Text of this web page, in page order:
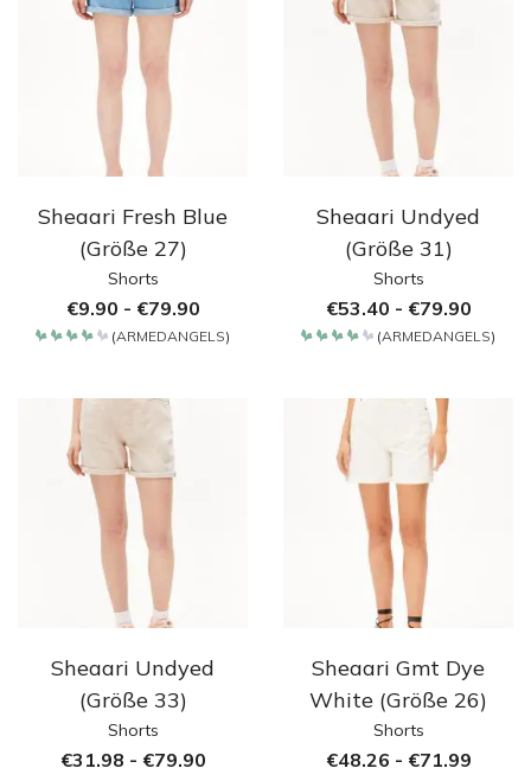
Sheaari Fresh Blue
(Größe 27)
Shorts
€9.90 - €79.90
(ARMEDANGELS)
Sheaari Undyed
(Größe 31)
Shorts
€53.40 - €79.90
(ARMEDANGELS)
Sheaari Undyed
(Größe 33)
Shorts
€31.98 - €79.90
Sheaari Gmt Dye
White (Größe 26)
Shorts
€48.26 - €71.99